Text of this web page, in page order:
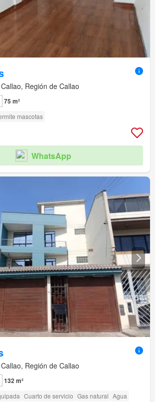
Región de Callao
75 m²
mascotas
WhatsApp
Región de Callao
132 m²
Cuarto de servicio Gas natural Agua